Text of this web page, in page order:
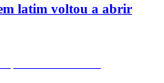
latim voltou a abrir